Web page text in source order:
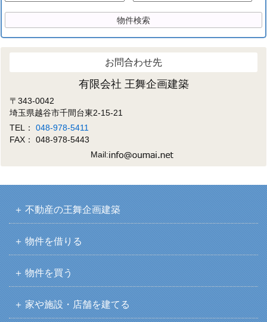
お問合わせ先
有限会社 王舞企画建築
〒343-0042
埼玉県越谷市千間台東2-15-21
TEL：048-978-5411
FAX： 048-978-5443
Mail:
不動産の王舞企画建築
物件を借りる
物件を買う
家や施設・店舗を建てる